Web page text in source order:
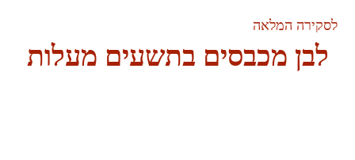
לסקירה המלאה
לבן מכבסים בתשעים מעלות